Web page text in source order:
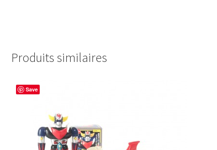
Produits similaires
Save